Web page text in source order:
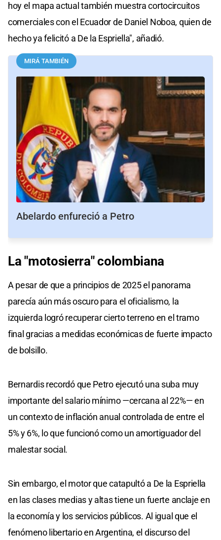
hoy el mapa actual también muestra cortocircuitos
comerciales con el Ecuador de Daniel Noboa, quien de
hecho ya felicitó a De la Espriella", añadió.
MIRÁ TAMBIÉN
Abelardo enfureció a Petro
La "motosierra" colombiana
A pesar de que a principios de 2025 el panorama
parecía aún más oscuro para el oficialismo, la
izquierda logró recuperar cierto terreno en el tramo
final gracias a medidas económicas de fuerte impacto
de bolsillo.
Bernardis recordó que Petro ejecutó una suba muy
importante del salario mínimo —cercana al 22%— en
un contexto de inflación anual controlada de entre el
5% y 6%, lo que funcionó como un amortiguador del
malestar social.
Sin embargo, el motor que catapultó a De la Espriella
en las clases medias y altas tiene un fuerte anclaje en
la economía y los servicios públicos. Al igual que el
fenómeno libertario en Argentina, el discurso del